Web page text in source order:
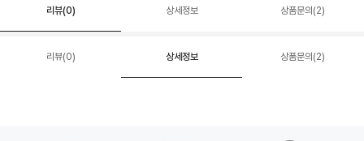
리뷰(0) 상세정보 상품문의(2)
리뷰(0) 상세정보 상품문의(2)